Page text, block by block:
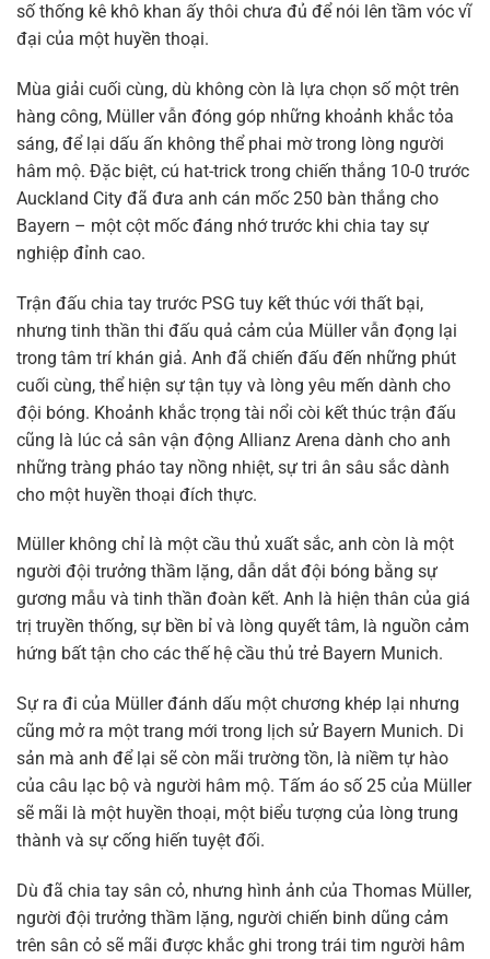
số thống kê khô khan ấy thôi chưa đủ để nói lên tầm vóc vĩ
đại của một huyền thoại.
Mùa giải cuối cùng, dù không còn là lựa chọn số một trên
hàng công, Müller vẫn đóng góp những khoảnh khắc tỏa
sáng, để lại dấu ấn không thể phai mờ trong lòng người
hâm mộ. Đặc biệt, cú hat-trick trong chiến thắng 10-0 trước
Auckland City đã đưa anh cán mốc 250 bàn thắng cho
Bayern – một cột mốc đáng nhớ trước khi chia tay sự
nghiệp đỉnh cao.
Trận đấu chia tay trước PSG tuy kết thúc với thất bại,
nhưng tinh thần thi đấu quả cảm của Müller vẫn đọng lại
trong tâm trí khán giả. Anh đã chiến đấu đến những phút
cuối cùng, thể hiện sự tận tụy và lòng yêu mến dành cho
đội bóng. Khoảnh khắc trọng tài nổi còi kết thúc trận đấu
cũng là lúc cả sân vận động Allianz Arena dành cho anh
những tràng pháo tay nồng nhiệt, sự tri ân sâu sắc dành
cho một huyền thoại đích thực.
Müller không chỉ là một cầu thủ xuất sắc, anh còn là một
người đội trưởng thầm lặng, dẫn dắt đội bóng bằng sự
gương mẫu và tinh thần đoàn kết. Anh là hiện thân của giá
trị truyền thống, sự bền bỉ và lòng quyết tâm, là nguồn cảm
hứng bất tận cho các thế hệ cầu thủ trẻ Bayern Munich.
Sự ra đi của Müller đánh dấu một chương khép lại nhưng
cũng mở ra một trang mới trong lịch sử Bayern Munich. Di
sản mà anh để lại sẽ còn mãi trường tồn, là niềm tự hào
của câu lạc bộ và người hâm mộ. Tấm áo số 25 của Müller
sẽ mãi là một huyền thoại, một biểu tượng của lòng trung
thành và sự cống hiến tuyệt đối.
Dù đã chia tay sân cỏ, nhưng hình ảnh của Thomas Müller,
người đội trưởng thầm lặng, người chiến binh dũng cảm
trên sân cỏ sẽ mãi được khắc ghi trong trái tim người hâm